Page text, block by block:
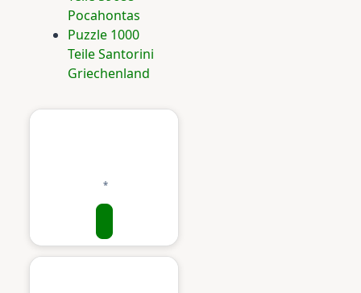
Pocahontas
Puzzle 1000
Teile Santorini
Griechenland